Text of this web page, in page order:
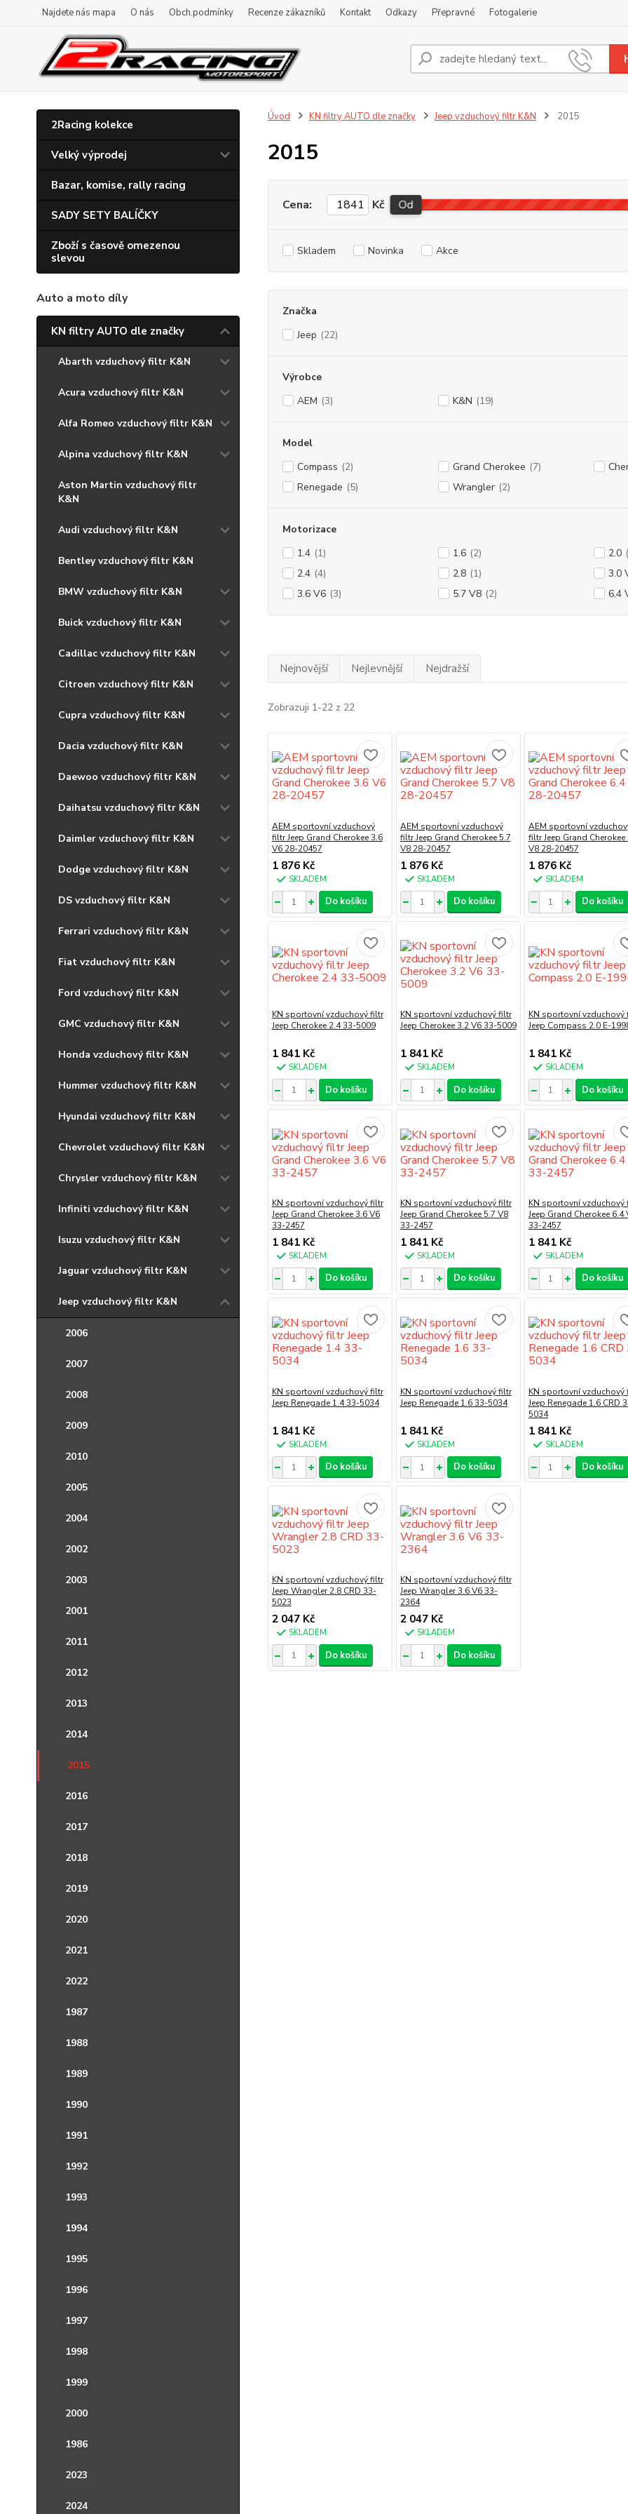
Najdete nás mapa O nás Obch.podmínky Recenze zákazníků Kontakt Odkazy Přepravné Fotogalerie
2Racing kolekce
Velký výprodej
Bazar, komise, rally racing
SADY SETY BALÍČKY
Zboží s časově omezenou
slevou
Auto a moto díly
KN filtry AUTO dle značky
Abarth vzduchový filtr K&N
Acura vzduchový filtr K&N
Alfa Romeo vzduchový filtr K&N
Alpina vzduchový filtr K&N
Aston Martin vzduchový filtr
K&N
Audi vzduchový filtr K&N
Bentley vzduchový filtr K&N
BMW vzduchový filtr K&N
Buick vzduchový filtr K&N
Cadillac vzduchový filtr K&N
Citroen vzduchový filtr K&N
Cupra vzduchový filtr K&N
Dacia vzduchový filtr K&N
Daewoo vzduchový filtr K&N
Daihatsu vzduchový filtr K&N
Daimler vzduchový filtr K&N
Dodge vzduchový filtr K&N
DS vzduchový filtr K&N
Ferrari vzduchový filtr K&N
Fiat vzduchový filtr K&N
Ford vzduchový filtr K&N
GMC vzduchový filtr K&N
Honda vzduchový filtr K&N
Hummer vzduchový filtr K&N
Hyundai vzduchový filtr K&N
Chevrolet vzduchový filtr K&N
Chrysler vzduchový filtr K&N
Infiniti vzduchový filtr K&N
Isuzu vzduchový filtr K&N
Jaguar vzduchový filtr K&N
Jeep vzduchový filtr K&N
2006
2007
2008
2009
2010
2005
2004
2002
2003
2001
2011
2012
2013
2014
2015
2016
2017
2018
2019
2020
2021
2022
1987
1988
1989
1990
1991
1992
1993
1994
1995
1996
1997
1998
1999
2000
1986
2023
2024
Úvod KN filtry AUTO dle značky Jeep vzduchový filtr K&N 2015
2015
Cena: Kč Od
Skladem Novinka Akce
Značka
Jeep (22)
Výrobce
AEM (3) K&N (19)
Model
Compass (2) Grand Cherokee (7)
Renegade (5) Wrangler (2)
Motorizace
1.4 (1) 1.6 (2) 2.0
2.4 (4) 2.8 (1) 3.0
3.6 V6 (3) 5.7 V8 (2) 6.4
Nejnovější Nejlevnější Nejdražší
Zobrazuji 1-22 z 22
AEM sportovní vzduchový
filtr Jeep Grand Cherokee 3.6
V6 28-20457
1 876 Kč
SKLADEM
Do košíku
AEM sportovní vzduchový
filtr Jeep Grand Cherokee 5.7
V8 28-20457
1 876 Kč
SKLADEM
Do košíku
AEM sportovní
filtr Jeep Grand Cherokee
V8 28-20457
1 876 Kč
SKLADEM
Do košíku
KN sportovní vzduchový filtr
Jeep Cherokee 2.4 33-5009
1 841 Kč
SKLADEM
Do košíku
KN sportovní vzduchový filtr
Jeep Cherokee 3.2 V6 33-5009
1 841 Kč
SKLADEM
Do košíku
KN sportovní vzduchový
Jeep Compass 2.0 E-
1 841 Kč
SKLADEM
Do košíku
KN sportovní vzduchový filtr
Jeep Grand Cherokee 3.6 V6
33-2457
1 841 Kč
SKLADEM
Do košíku
KN sportovní vzduchový filtr
Jeep Grand Cherokee 5.7 V8
33-2457
1 841 Kč
SKLADEM
Do košíku
KN sportovní vzduchový
Jeep Grand Cherokee 6.4
33-2457
1 841 Kč
SKLADEM
Do košíku
KN sportovní vzduchový filtr
Jeep Renegade 1.4 33-5034
1 841 Kč
SKLADEM
Do košíku
KN sportovní vzduchový filtr
Jeep Renegade 1.6 33-5034
1 841 Kč
SKLADEM
Do košíku
KN sportovní vzduchový
Jeep Renegade 1.6 CRD
5034
1 841 Kč
SKLADEM
Do košíku
KN sportovní vzduchový filtr
Jeep Wrangler 2.8 CRD 33-
5023
2 047 Kč
SKLADEM
Do košíku
KN sportovní vzduchový filtr
Jeep Wrangler 3.6 V6 33-
2364
2 047 Kč
SKLADEM
Do košíku